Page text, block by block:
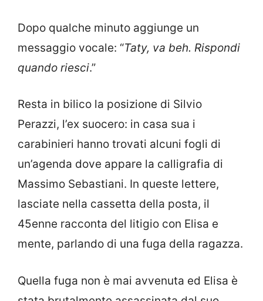
Dopo qualche minuto aggiunge un
messaggio vocale: “Taty, va beh. Rispondi
quando riesci.”
Resta in bilico la posizione di Silvio
Perazzi, l’ex suocero: in casa sua i
carabinieri hanno trovati alcuni fogli di
un’agenda dove appare la calligrafia di
Massimo Sebastiani. In queste lettere,
lasciate nella cassetta della posta, il
45enne racconta del litigio con Elisa e
mente, parlando di una fuga della ragazza.
Quella fuga non è mai avvenuta ed Elisa è